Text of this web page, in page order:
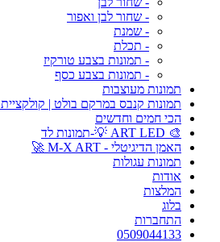
- שחור לבן ואפור
- שמנת
- תכלת
- תמונות בצבע טורקיז
- תמונות בצבע כסף
תמונות מעוצבות
תמונות קנבס במרקם בולט | קולקציית Art Touch
הכי חמים וחדשים
🎨 ART LED 💡-תמונות לד
האמן הדיגיטלי - M-X ART 🚀
תמונות עגולות
אודות
המלצות
בלוג
התחברות
0509044133